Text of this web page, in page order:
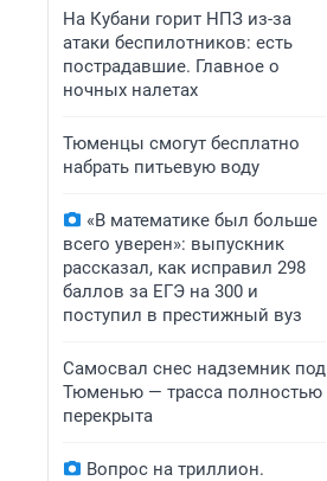
На Кубани горит НПЗ из-за
атаки беспилотников: есть
пострадавшие. Главное о
ночных налетах
Тюменцы смогут бесплатно
набрать питьевую воду
«В математике был больше
всего уверен»: выпускник
рассказал, как исправил 298
баллов за ЕГЭ на 300 и
поступил в престижный вуз
Самосвал снес надземник под
Тюменью — трасса полностью
перекрыта
Вопрос на триллион.